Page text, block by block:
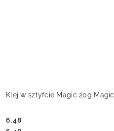
Klej w sztyfcie Magic 20g Magic
6.48